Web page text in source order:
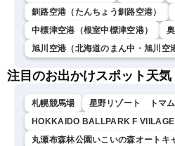
釧路空港（たんちょう釧路空港）
中標津空港（根室中標津空港）
旭川空港（北海道のまん中・旭川空
注目のお出かけスポット天気
札幌競馬場 星野リゾート トマム
HOKKAIDO BALLPARK F VIILAGE
丸瀬布森林公園いこいの森オートキ